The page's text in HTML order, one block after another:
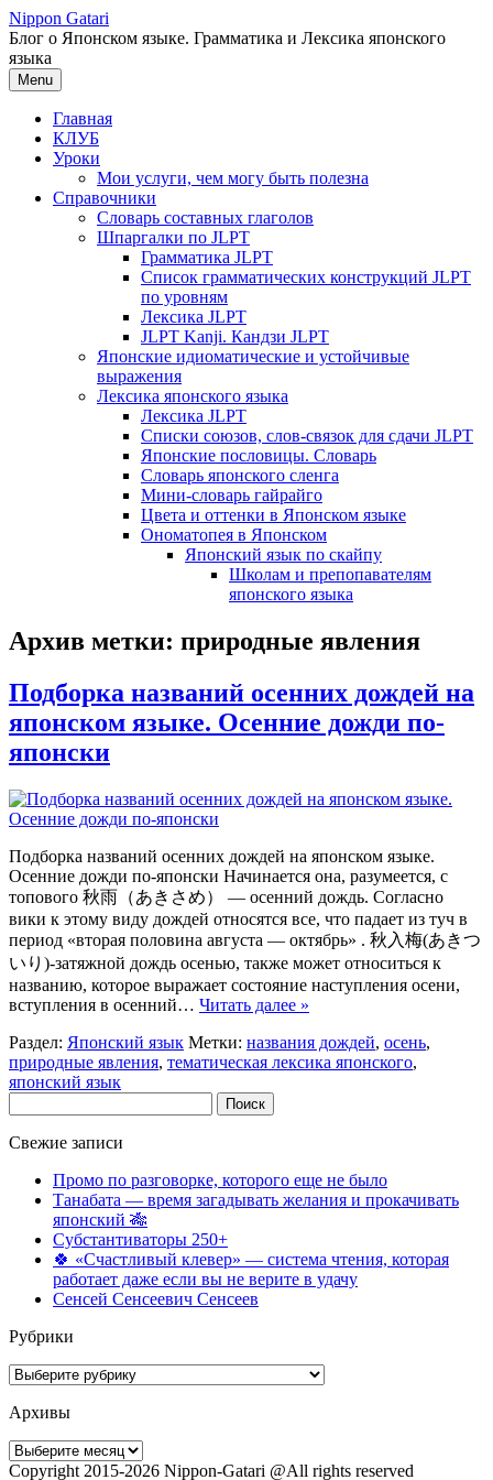
Перейти
к
содержимому
Nippon Gatari
Блог о Японском языке. Грамматика и Лексика японского
языка
Menu
Главная
КЛУБ
Уроки
Мои услуги, чем могу быть полезна
Справочники
Словарь составных глаголов
Шпаргалки по JLPT
Грамматика JLPT
Список грамматических конструкций JLPT
по уровням
Лексика JLPT
JLPT Kanji. Кандзи JLPT
Японские идиоматические и устойчивые
выражения
Лексика японского языка
Лексика JLPT
Списки союзов, слов-связок для сдачи JLPT
Японские пословицы. Словарь
Словарь японского сленга
Мини-словарь гайрайго
Цвета и оттенки в Японском языке
Ономатопея в Японском
Японский язык по скайпу
Школам и препопавателям
японского языка
Архив метки: природные явления
Подборка названий осенних дождей на
японском языке. Осенние дожди по-
японски
Подборка названий осенних дождей на японском языке.
Осенние дожди по-японски Начинается она, разумеется, с
топового 秋雨（あきさめ） — осенний дождь. Согласно
вики к этому виду дождей относятся все, что падает из туч в
период «вторая половина августа — октябрь» . 秋入梅(あきつ
いり)-затяжной дождь осенью, также может относиться к
названию, которое выражает состояние наступления осени,
вступления в осенний… Читать далее »
Раздел: Японский язык Метки: названия дождей, осень,
природные явления, тематическая лексика японского,
японский язык
Свежие записи
Промо по разговорке, которого еще не было
Танабата — время загадывать желания и прокачивать
японский 🎋
Субстантиваторы 250+
🍀 «Счастливый клевер» — система чтения, которая
работает даже если вы не верите в удачу
Сенсей Сенсеевич Сенсеев
Рубрики
Рубрики
Архивы
Архивы
Copyright 2015-2026 Nippon-Gatari @All rights reserved